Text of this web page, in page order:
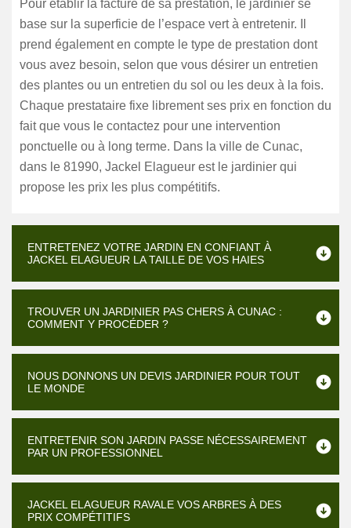
Pour établir la facture de sa prestation, le jardinier se
base sur la superficie de l’espace vert à entretenir. Il
prend également en compte le type de prestation dont
vous avez besoin, selon que vous désirer un entretien
des plantes ou un entretien du sol ou les deux à la fois.
Chaque prestataire fixe librement ses prix en fonction du
fait que vous le contactez pour une intervention
ponctuelle ou à long terme. Dans la ville de Cunac,
dans le 81990, Jackel Elagueur est le jardinier qui
propose les prix les plus compétitifs.
ENTRETENEZ VOTRE JARDIN EN CONFIANT À
JACKEL ELAGUEUR LA TAILLE DE VOS HAIES
TROUVER UN JARDINIER PAS CHERS À CUNAC :
COMMENT Y PROCÉDER ?
NOUS DONNONS UN DEVIS JARDINIER POUR TOUT
LE MONDE
ENTRETENIR SON JARDIN PASSE NÉCESSAIREMENT
PAR UN PROFESSIONNEL
JACKEL ELAGUEUR RAVALE VOS ARBRES À DES
PRIX COMPÉTITIFS